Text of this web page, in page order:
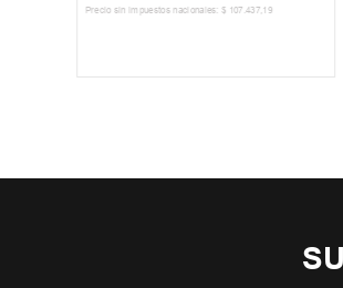
Precio sin impuestos nacionales: $ 107 .437,19